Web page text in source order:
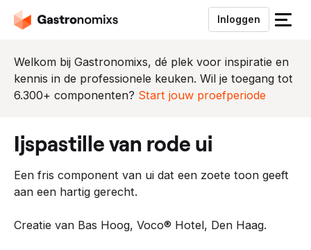
Inloggen
S
u
i
e
Welkom bij Gastronomixs, dé plek voor inspiratie en
kennis in de professionele keuken. Wil je toegang tot
6.300+ componenten? Start jouw proefperiode
ijspastille van rode ui
Een fris component van ui dat een zoete toon geeft
aan een hartig gerecht.
Creatie van Bas Hoog, Voco® Hotel, Den Haag.